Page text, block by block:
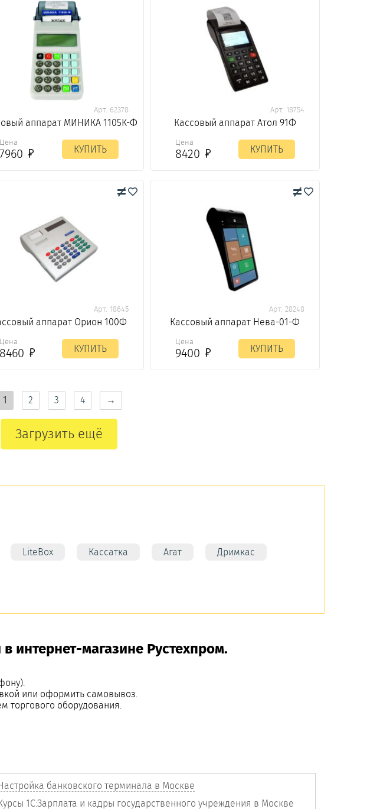
Арт. 62378
аппарат МИНИКА 1105К-Ф
Цена
7960 КУПИТЬ
Арт. 18754
Кассовый аппарат Атол 91Ф
Цена
8420 КУПИТЬ
Арт. 18645
аппарат Орион 100Ф
Цена
8460 КУПИТЬ
Арт. 28248
Кассовый аппарат Нева-01-Ф
Цена
9400 КУПИТЬ
1 2 3 4 →
Загрузить ещё
LiteBox Кассатка Агат Дримкас
интернет-магазине Рустехпром.
или оформить самовывоз.
торгового оборудования.
банковского терминала в Москве
1С:Зарплата и кадры государственного учреждения в Москве